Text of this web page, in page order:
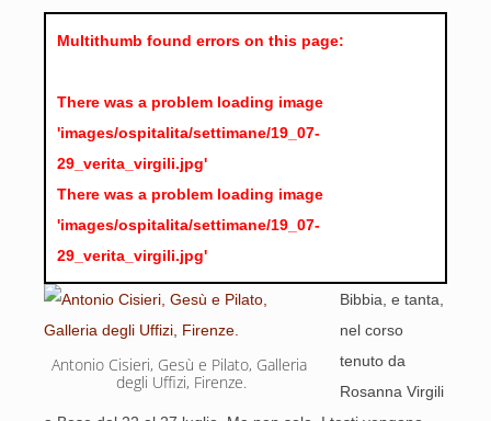
Multithumb found errors on this page:
There was a problem loading image
'images/ospitalita/settimane/19_07-
29_verita_virgili.jpg'
There was a problem loading image
'images/ospitalita/settimane/19_07-
29_verita_virgili.jpg'
Antonio Cisieri, Gesù e Pilato, Galleria
degli Uffizi, Firenze.
Bibbia, e tanta,
nel corso
tenuto da
Rosanna Virgili